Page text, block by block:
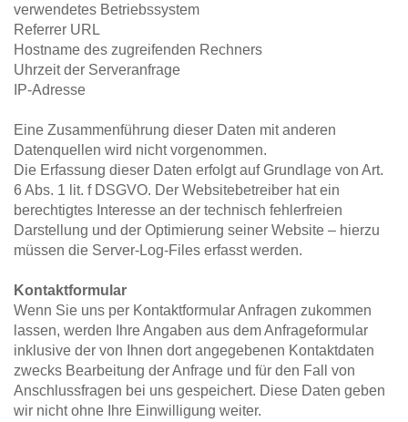
verwendetes Betriebssystem
Referrer URL
Hostname des zugreifenden Rechners
Uhrzeit der Serveranfrage
IP-Adresse
Eine Zusammenführung dieser Daten mit anderen
Datenquellen wird nicht vorgenommen.
Die Erfassung dieser Daten erfolgt auf Grundlage von Art.
6 Abs. 1 lit. f DSGVO. Der Websitebetreiber hat ein
berechtigtes Interesse an der technisch fehlerfreien
Darstellung und der Optimierung seiner Website – hierzu
müssen die Server-Log-Files erfasst werden.
Kontaktformular
Wenn Sie uns per Kontaktformular Anfragen zukommen
lassen, werden Ihre Angaben aus dem Anfrageformular
inklusive der von Ihnen dort angegebenen Kontaktdaten
zwecks Bearbeitung der Anfrage und für den Fall von
Anschlussfragen bei uns gespeichert. Diese Daten geben
wir nicht ohne Ihre Einwilligung weiter.